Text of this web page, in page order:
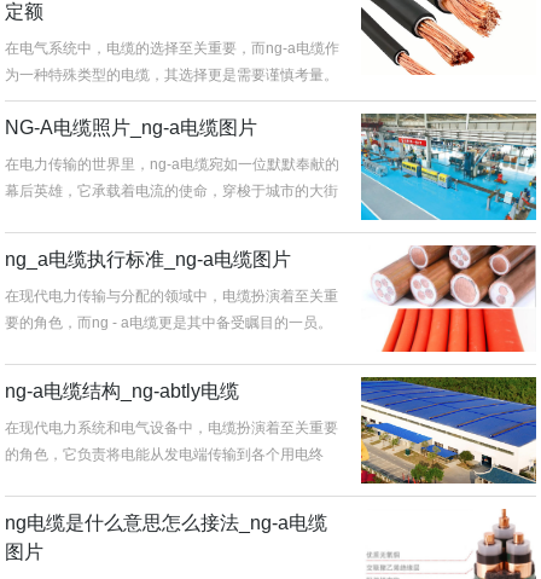
定额
在电气系统中，电缆的选择至关重要，而ng-a电缆作
为一种特殊类型的电缆，其选择更是需要谨慎考量。
ng-a电缆具有独特的性...
NG-A电缆照片_ng-a电缆图片
在电力传输的世界里，ng-a电缆宛如一位默默奉献的
幕后英雄，它承载着电流的使命，穿梭于城市的大街
ng_a电缆执行标准_ng-a电缆图片
在现代电力传输与分配的领域中，电缆扮演着至关重
要的角色，而ng - a电缆更是其中备受瞩目的一员。
ng-a电缆结构_ng-abtly电缆
在现代电力系统和电气设备中，电缆扮演着至关重要
的角色，它负责将电能从发电端传输到各个用电终
ng电缆是什么意思怎么接法_ng-a电缆
图片